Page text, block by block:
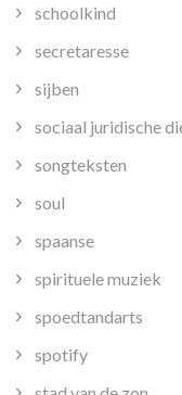
schoolkind
secretaresse
sijben
sociaal juridische
songteksten
soul
spaanse
spirituele muziek
spoedtandarts
spotify